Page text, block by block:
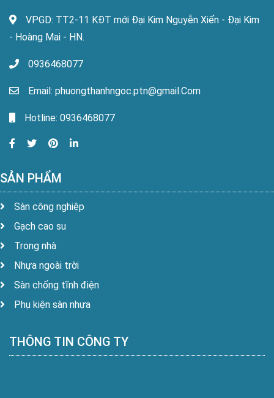
VPGD: TT2-11 KĐT mới Đại Kim Nguyễn Xiển - Đại Kim
- Hoàng Mai - HN.
0936468077
Email: phuongthanhngoc.ptn@gmail.Com
Hotline: 0936468077
SẢN PHẨM
Sàn công nghiệp
Gạch cao su
Trong nhà
Nhựa ngoài trời
Sàn chống tĩnh điện
Phụ kiện sàn nhựa
THÔNG TIN CÔNG TY